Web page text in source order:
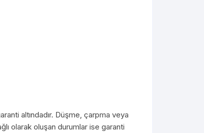
altındadır. Düşme, çarpma veya
olarak oluşan durumlar ise garanti